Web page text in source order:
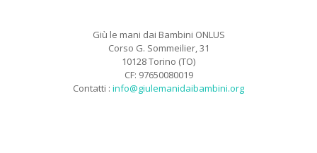
Giù le mani dai Bambini ONLUS
Corso G. Sommeilier, 31
10128 Torino (TO)
CF: 97650080019
Contatti : info@giulemanidaibambini.org